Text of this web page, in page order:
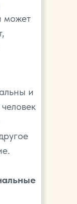
может
и